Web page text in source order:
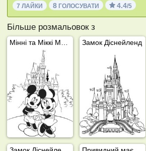
7 ЛАЙКИ 8 ГОЛОСУВАТИ 4.4/5
Більше розмальовок з
Замок Діснейленд